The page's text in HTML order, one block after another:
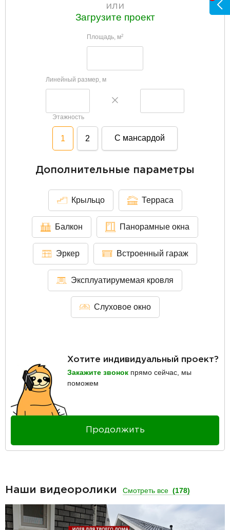
или
Загрузите проект
Площадь, м2
Линейный размер, м
Этажность
1 2 С мансардой
Дополнительные параметры
Крыльцо Терраса
Балкон Панорамные окна
Эркер Встроенный гараж
Эксплуатирумемая кровля
Слуховое окно
Хотите индивидуальный проект?
Закажите звонок прямо сейчас, мы
поможем
Продолжить
Наши видеоролики Смотреть все (178)